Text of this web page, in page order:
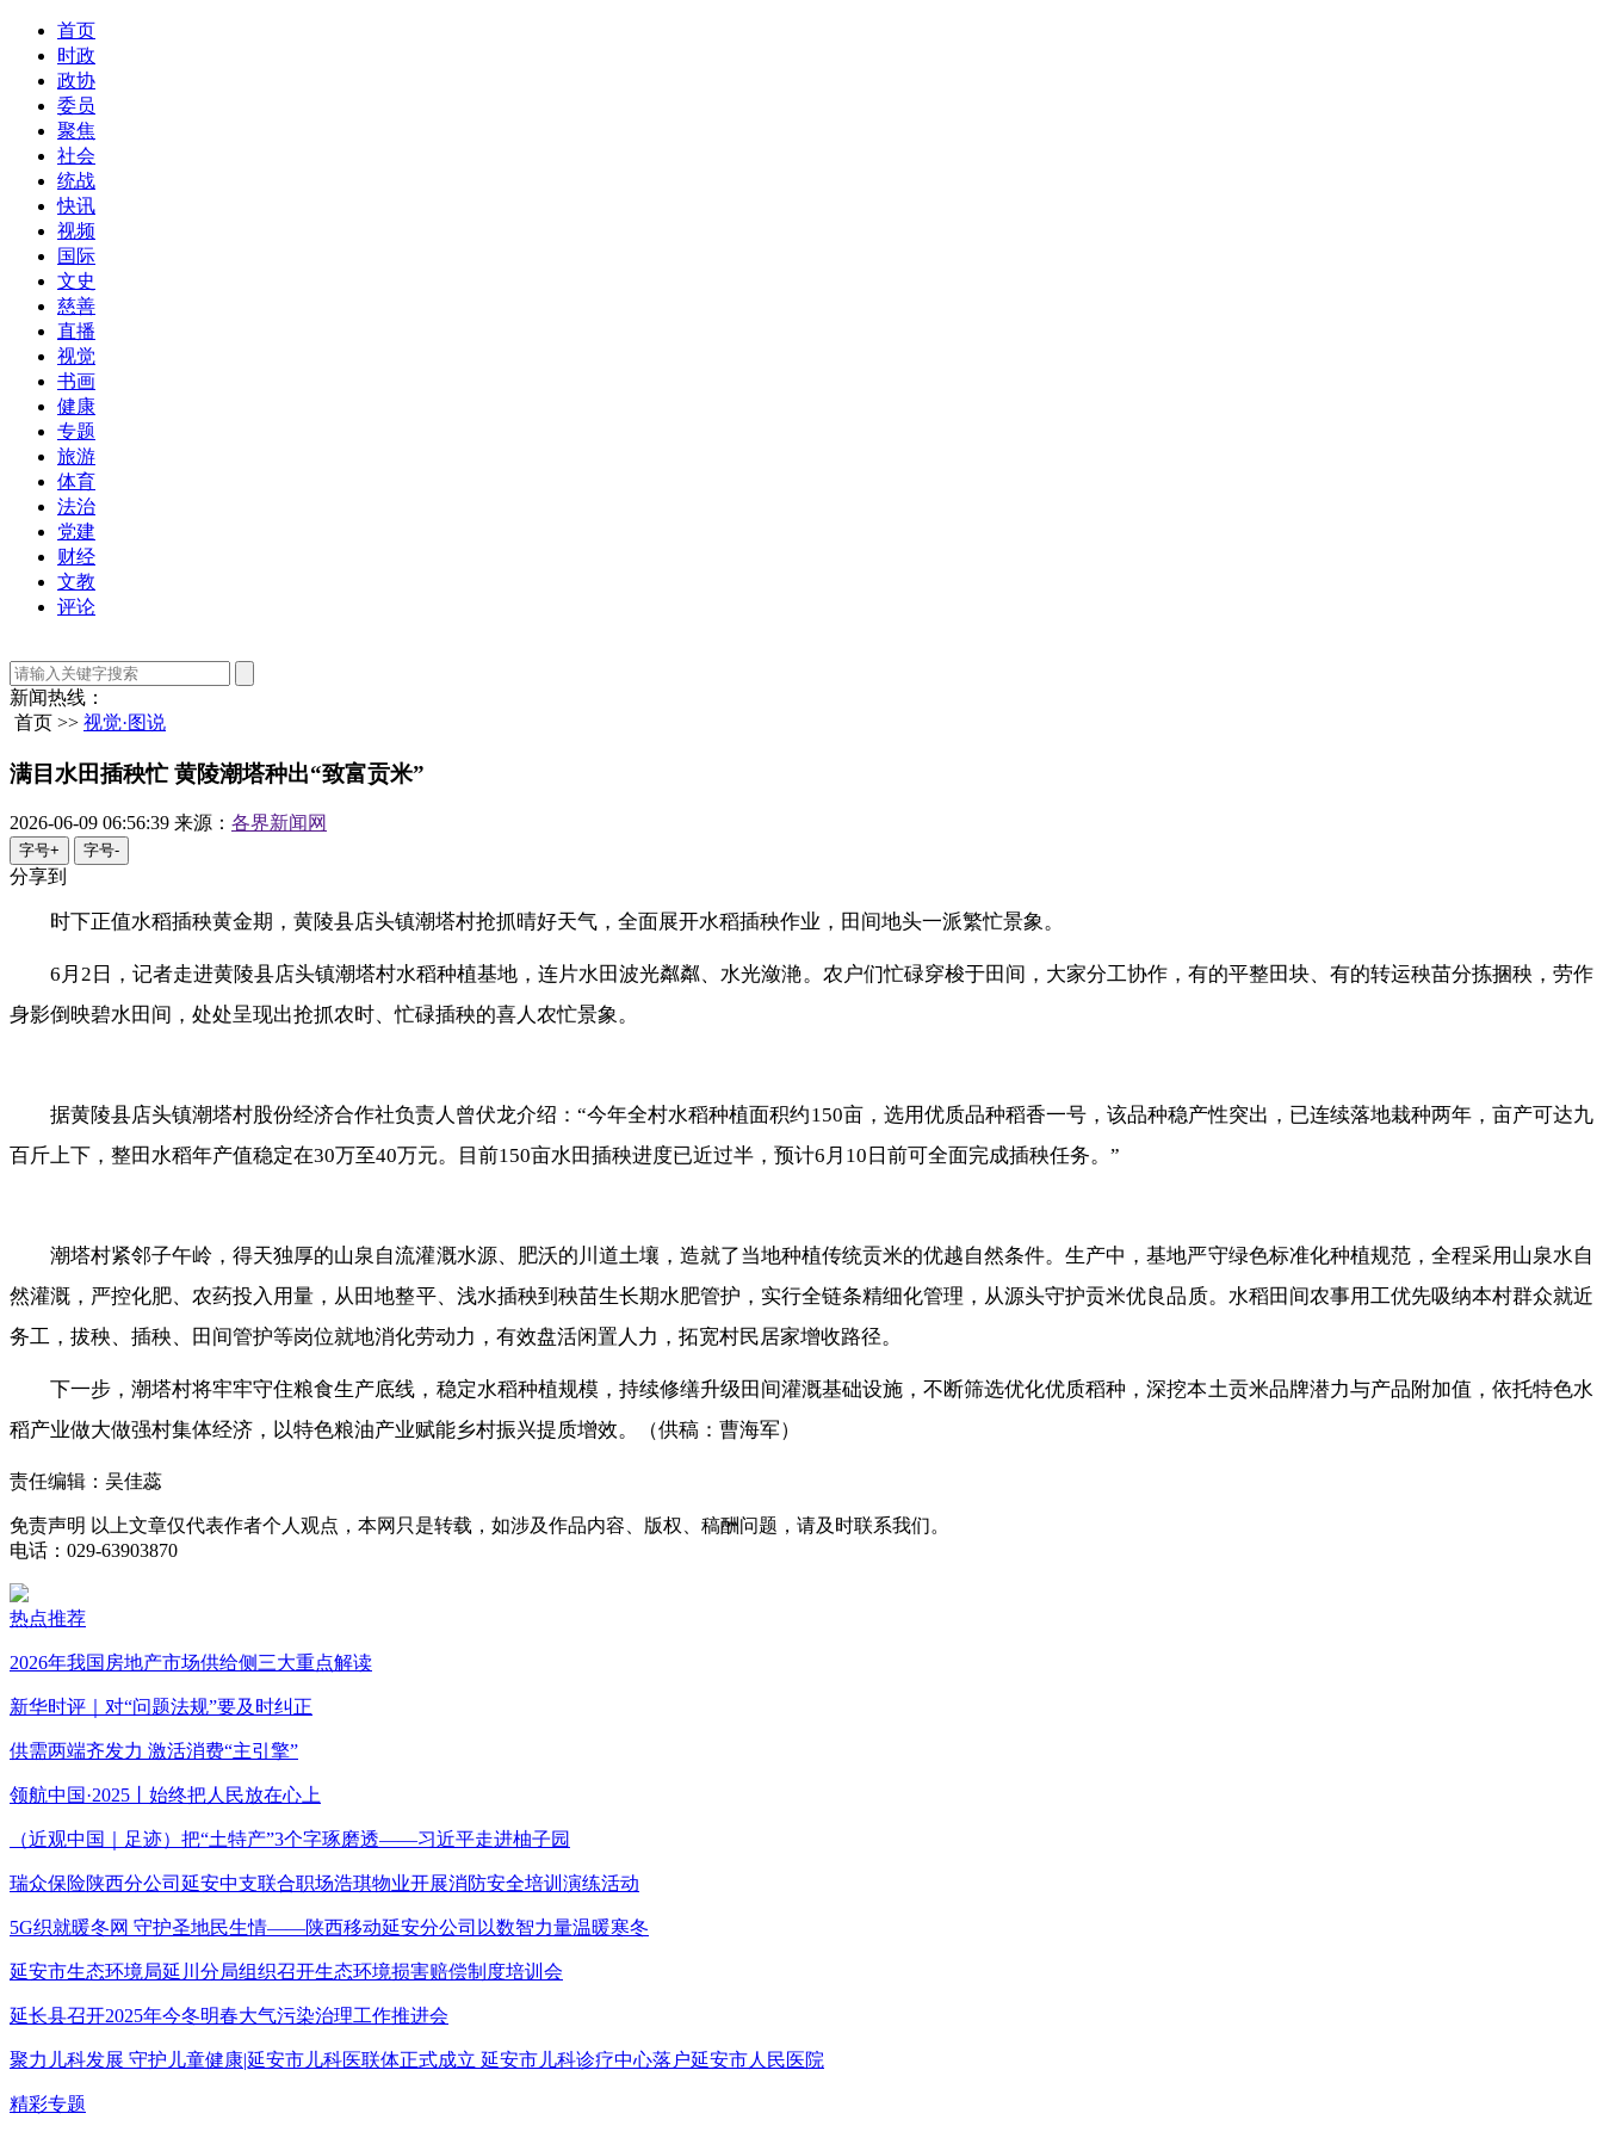
首页
时政
政协
委员
聚焦
社会
统战
快讯
视频
国际
文史
慈善
直播
视觉
书画
健康
专题
旅游
体育
法治
党建
财经
文教
评论
新闻热线：
首页 >> 视觉·图说
满目水田插秧忙 黄陵潮塔种出“致富贡米”
2026-06-09 06:56:39 来源： 各界新闻网
字号+ 字号-
分享到
时下正值水稻插秧黄金期，黄陵县店头镇潮塔村抢抓晴好天气，全面展开水稻插秧作业，田间地头一派繁忙景象。
6月2日，记者走进黄陵县店头镇潮塔村水稻种植基地，连片水田波光粼粼、水光潋滟。农户们忙碌穿梭于田间，大家分工协作，有的平整田块、有的转运秧苗分拣捆秧，劳作
身影倒映碧水田间，处处呈现出抢抓农时、忙碌插秧的喜人农忙景象。
据黄陵县店头镇潮塔村股份经济合作社负责人曾伏龙介绍：“今年全村水稻种植面积约150亩，选用优质品种稻香一号，该品种稳产性突出，已连续落地栽种两年，亩产可达九
百斤上下，整田水稻年产值稳定在30万至40万元。目前150亩水田插秧进度已近过半，预计6月10日前可全面完成插秧任务。”
潮塔村紧邻子午岭，得天独厚的山泉自流灌溉水源、肥沃的川道土壤，造就了当地种植传统贡米的优越自然条件。生产中，基地严守绿色标准化种植规范，全程采用山泉水自
然灌溉，严控化肥、农药投入用量，从田地整平、浅水插秧到秧苗生长期水肥管护，实行全链条精细化管理，从源头守护贡米优良品质。水稻田间农事用工优先吸纳本村群众就近
务工，拔秧、插秧、田间管护等岗位就地消化劳动力，有效盘活闲置人力，拓宽村民居家增收路径。
下一步，潮塔村将牢牢守住粮食生产底线，稳定水稻种植规模，持续修缮升级田间灌溉基础设施，不断筛选优化优质稻种，深挖本土贡米品牌潜力与产品附加值，依托特色水
稻产业做大做强村集体经济，以特色粮油产业赋能乡村振兴提质增效。（供稿：曹海军）
责任编辑：吴佳蕊
免责声明 以上文章仅代表作者个人观点，本网只是转载，如涉及作品内容、版权、稿酬问题，请及时联系我们。
电话：029-63903870
热点推荐
2026年我国房地产市场供给侧三大重点解读
新华时评｜对“问题法规”要及时纠正
供需两端齐发力 激活消费“主引擎”
领航中国·2025丨始终把人民放在心上
（近观中国｜足迹）把“土特产”3个字琢磨透——习近平走进柚子园
瑞众保险陕西分公司延安中支联合职场浩琪物业开展消防安全培训演练活动
5G织就暖冬网 守护圣地民生情——陕西移动延安分公司以数智力量温暖寒冬
延安市生态环境局延川分局组织召开生态环境损害赔偿制度培训会
延长县召开2025年今冬明春大气污染治理工作推进会
聚力儿科发展 守护儿童健康|延安市儿科医联体正式成立 延安市儿科诊疗中心落户延安市人民医院
精彩专题